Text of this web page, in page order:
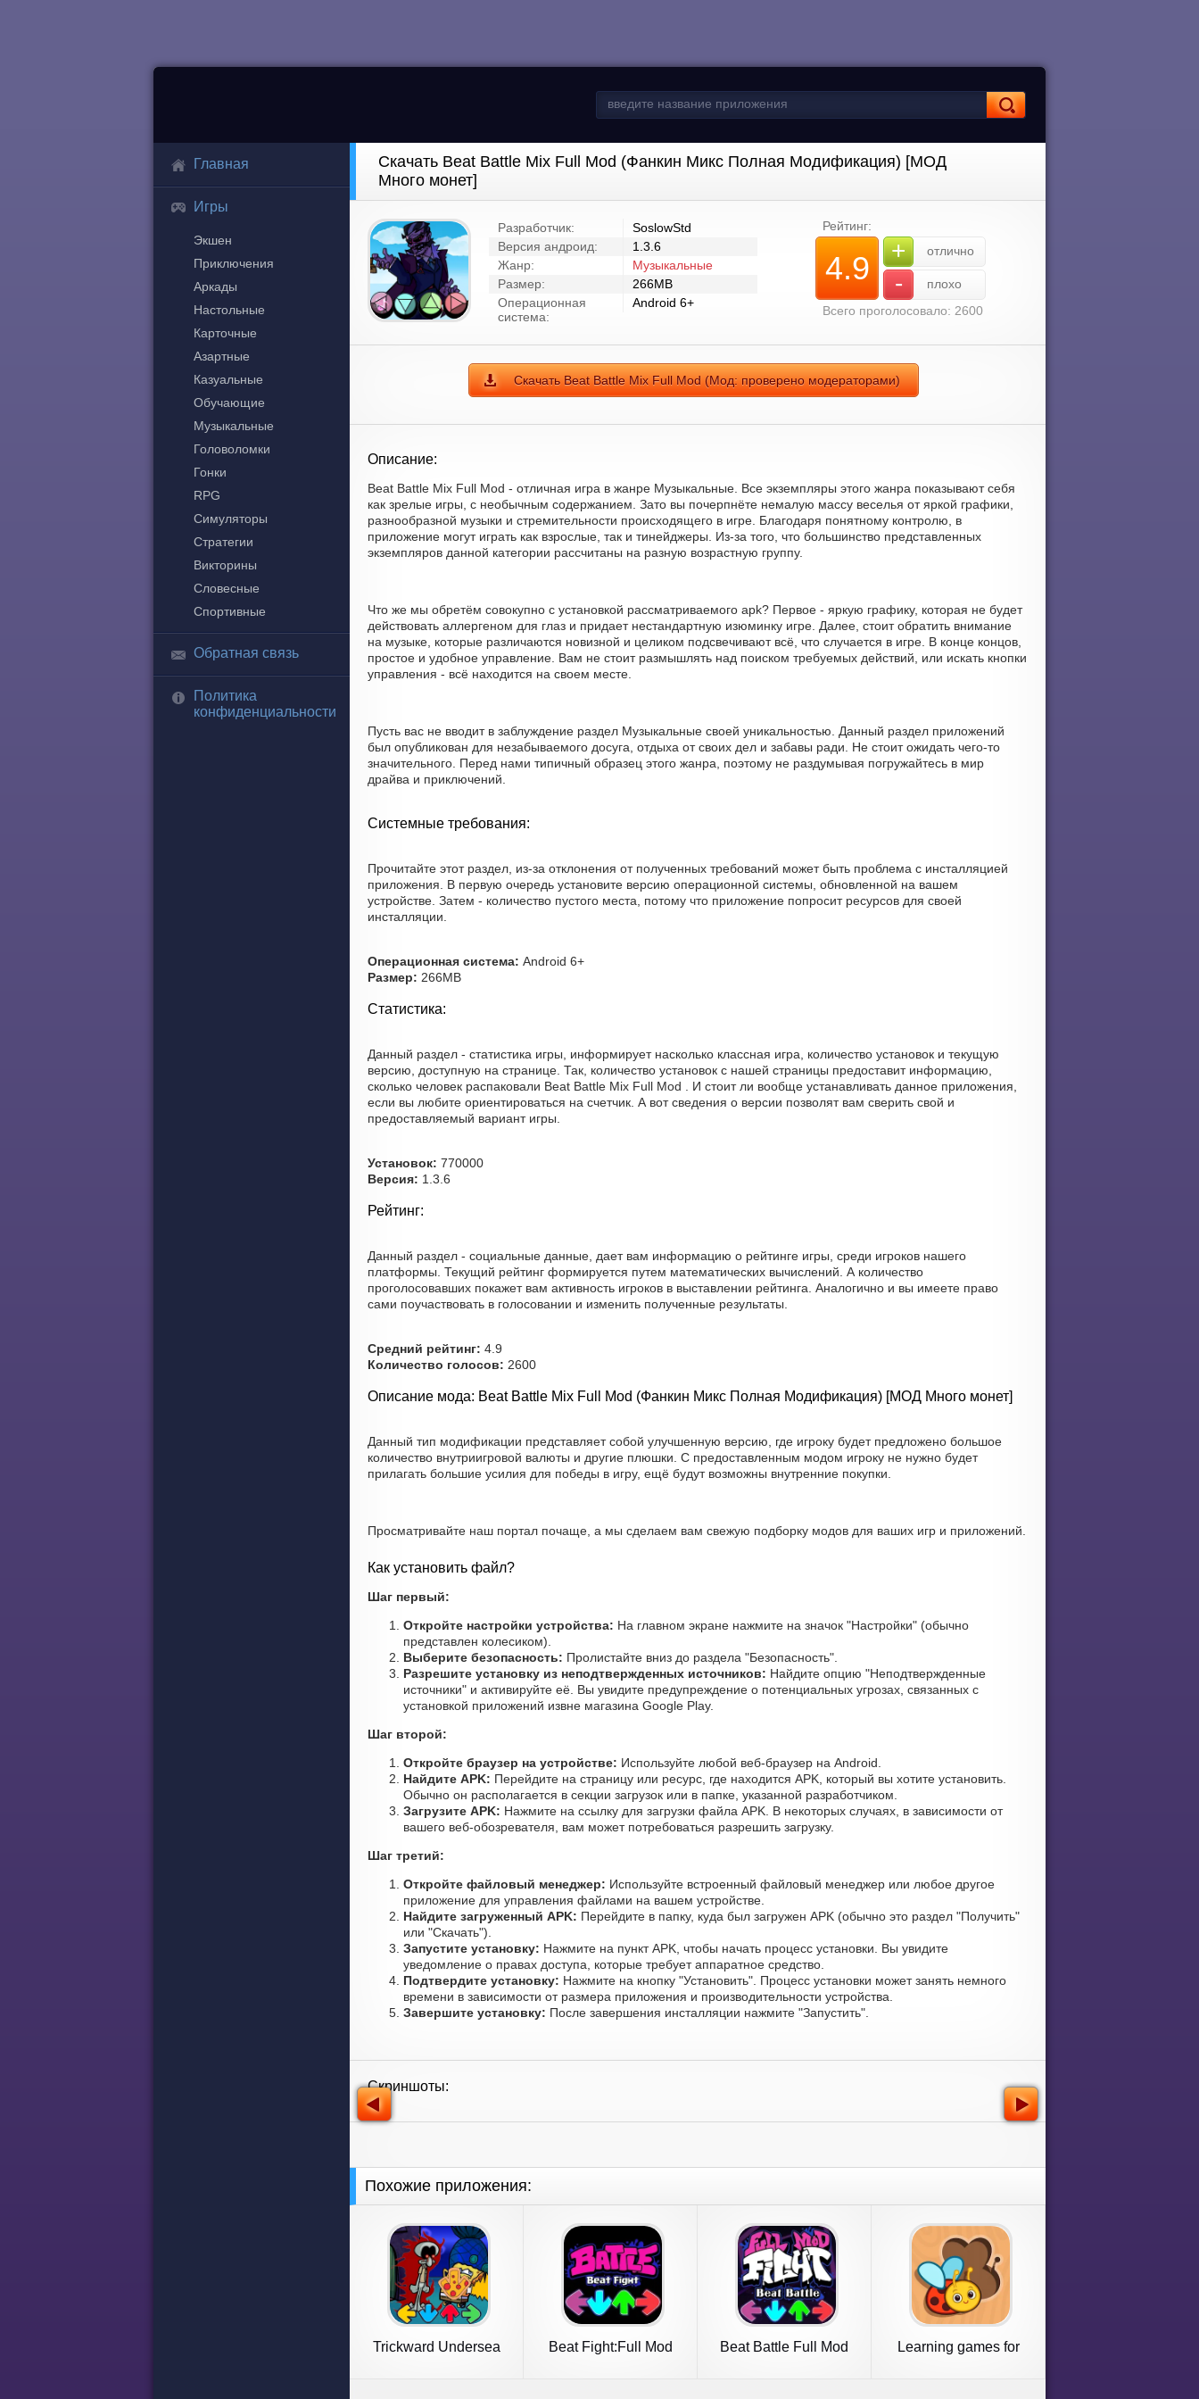
Главная
Игры
Экшен
Приключения
Аркады
Настольные
Карточные
Азартные
Казуальные
Обучающие
Музыкальные
Головоломки
Гонки
RPG
Симуляторы
Стратегии
Викторины
Словесные
Спортивные
Обратная связь
Политика
конфиденциальности
Скачать Beat Battle Mix Full Mod (Фанкин Микс Полная Модификация) [МОД
Много монет]
Разработчик:
SoslowStd
Версия андроид:
1.3.6
Жанр:
Музыкальные
Размер:
266MB
Операционная
система:
Android 6+
Рейтинг:
4.9 + отлично
-
плохо
Всего проголосовало: 2600
Скачать Beat Battle Mix Full Mod (Мод: проверено модераторами)
Описание:
Beat Battle Mix Full Mod - отличная игра в жанре Музыкальные. Все экземпляры этого жанра показывают себя
как зрелые игры, с необычным содержанием. Зато вы почерпнёте немалую массу веселья от яркой графики,
разнообразной музыки и стремительности происходящего в игре. Благодаря понятному контролю, в
приложение могут играть как взрослые, так и тинейджеры. Из-за того, что большинство представленных
экземпляров данной категории рассчитаны на разную возрастную группу.
Что же мы обретём совокупно с установкой рассматриваемого apk? Первое - яркую графику, которая не будет
действовать аллергеном для глаз и придает нестандартную изюминку игре. Далее, стоит обратить внимание
на музыке, которые различаются новизной и целиком подсвечивают всё, что случается в игре. В конце концов,
простое и удобное управление. Вам не стоит размышлять над поиском требуемых действий, или искать кнопки
управления - всё находится на своем месте.
Пусть вас не вводит в заблуждение раздел Музыкальные своей уникальностью. Данный раздел приложений
был опубликован для незабываемого досуга, отдыха от своих дел и забавы ради. Не стоит ожидать чего-то
значительного. Перед нами типичный образец этого жанра, поэтому не раздумывая погружайтесь в мир
драйва и приключений.
Системные требования:
Прочитайте этот раздел, из-за отклонения от полученных требований может быть проблема с инсталляцией
приложения. В первую очередь установите версию операционной системы, обновленной на вашем
устройстве. Затем - количество пустого места, потому что приложение попросит ресурсов для своей
инсталляции.
Операционная система: Android 6+
Размер: 266MB
Статистика:
Данный раздел - статистика игры, информирует насколько классная игра, количество установок и текущую
версию, доступную на странице. Так, количество установок с нашей страницы предоставит информацию,
сколько человек распаковали Beat Battle Mix Full Mod . И стоит ли вообще устанавливать данное приложения,
если вы любите ориентироваться на счетчик. А вот сведения о версии позволят вам сверить свой и
предоставляемый вариант игры.
Установок: 770000
Версия: 1.3.6
Рейтинг:
Данный раздел - социальные данные, дает вам информацию о рейтинге игры, среди игроков нашего
платформы. Текущий рейтинг формируется путем математических вычислений. А количество
проголосовавших покажет вам активность игроков в выставлении рейтинга. Аналогично и вы имеете право
сами поучаствовать в голосовании и изменить полученные результаты.
Средний рейтинг: 4.9
Количество голосов: 2600
Описание мода: Beat Battle Mix Full Mod (Фанкин Микс Полная Модификация) [МОД Много монет]
Данный тип модификации представляет собой улучшенную версию, где игроку будет предложено большое
количество внутриигровой валюты и другие плюшки. С предоставленным модом игроку не нужно будет
прилагать большие усилия для победы в игру, ещё будут возможны внутренние покупки.
Просматривайте наш портал почаще, а мы сделаем вам свежую подборку модов для ваших игр и приложений.
Как установить файл?
Шаг первый:
Откройте настройки устройства: На главном экране нажмите на значок "Настройки" (обычно
представлен колесиком).
Выберите безопасность: Пролистайте вниз до раздела "Безопасность".
Разрешите установку из неподтвержденных источников: Найдите опцию "Неподтвержденные
источники" и активируйте её. Вы увидите предупреждение о потенциальных угрозах, связанных с
установкой приложений извне магазина Google Play.
Шаг второй:
Откройте браузер на устройстве: Используйте любой веб-браузер на Android.
Найдите APK: Перейдите на страницу или ресурс, где находится APK, который вы хотите установить.
Обычно он располагается в секции загрузок или в папке, указанной разработчиком.
Загрузите APK: Нажмите на ссылку для загрузки файла APK. В некоторых случаях, в зависимости от
вашего веб-обозревателя, вам может потребоваться разрешить загрузку.
Шаг третий:
Откройте файловый менеджер: Используйте встроенный файловый менеджер или любое другое
приложение для управления файлами на вашем устройстве.
Найдите загруженный APK: Перейдите в папку, куда был загружен APK (обычно это раздел "Получить"
или "Скачать").
Запустите установку: Нажмите на пункт APK, чтобы начать процесс установки. Вы увидите
уведомление о правах доступа, которые требует аппаратное средство.
Подтвердите установку: Нажмите на кнопку "Установить". Процесс установки может занять немного
времени в зависимости от размера приложения и производительности устройства.
Завершите установку: После завершения инсталляции нажмите "Запустить".
Скриншоты:
Похожие приложения:
Trickward Undersea
Beat Fight:Full Mod
Beat Battle Full Mod
Learning games for